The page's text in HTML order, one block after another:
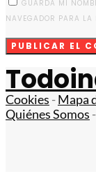
GUARDA MI
NAVEGADOR PARA LA
Cookies -Mapa
Quiénes Somos -